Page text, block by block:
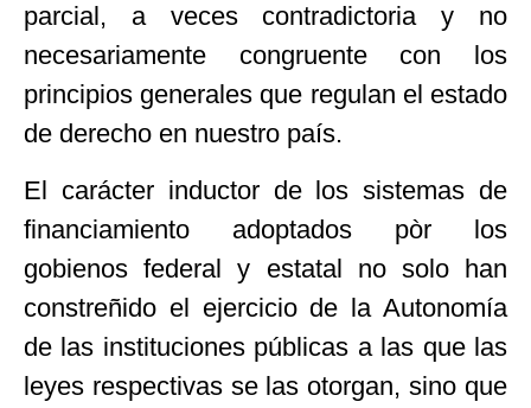
parcial, a veces contradictoria y no
necesariamente congruente con los
principios generales que regulan el estado
de derecho en nuestro país.
El carácter inductor de los sistemas de
financiamiento adoptados pòr los
gobienos federal y estatal no solo han
constreñido el ejercicio de la Autonomía
de las instituciones públicas a las que las
leyes respectivas se las otorgan, sino que